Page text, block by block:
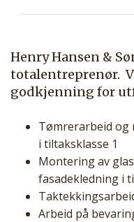
Henry Hansen &
totalentreprenør.
godkjenning for
Tømrerarbeid
i tiltaksklasse 1
Montering av
fasadekledning i
Arbeid på